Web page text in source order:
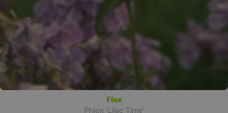
Flox
Phlox 'Lilac Time'